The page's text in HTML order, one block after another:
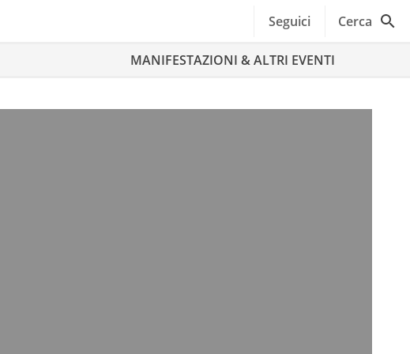
Seguici Cerca
MANIFESTAZIONI & ALTRI EVENTI